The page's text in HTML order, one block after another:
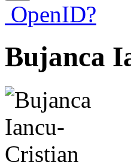
OpenID?
Bujanca